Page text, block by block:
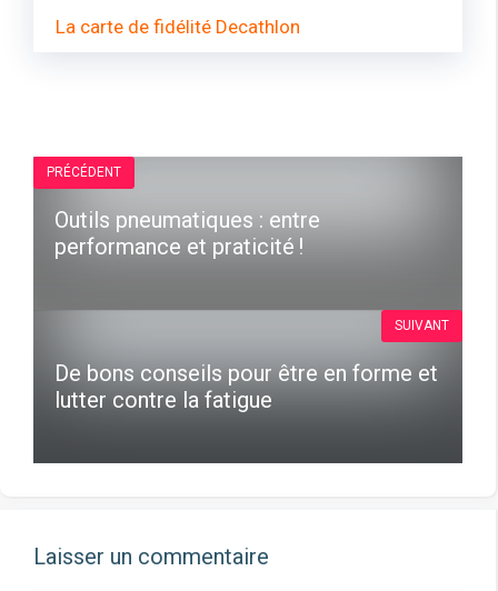
La carte de fidélité Decathlon
PRÉCÉDENT
Outils pneumatiques : entre
performance et praticité !
De bons conseils pour être en forme et
lutter contre la fatigue
SUIVANT
Laisser un commentaire